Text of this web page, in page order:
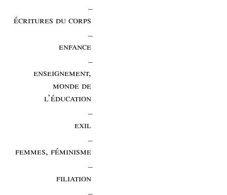
écritures du corps
enfance
enseignement,
monde de
l’éducation
exil
femmes, féminisme
filiation